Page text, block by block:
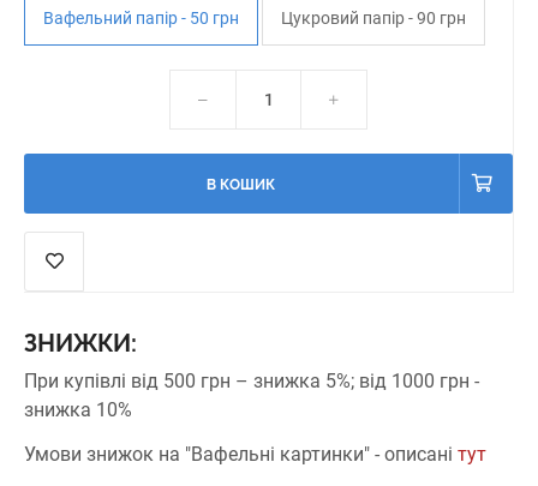
Вафельний папір - 50 грн Цукровий папір - 90 грн
В КОШИК
ЗНИЖКИ:
При купівлі від 500 грн – знижка 5%; від 1000 грн -
знижка 10%
Умови знижок на "Вафельні картинки" - описані тут